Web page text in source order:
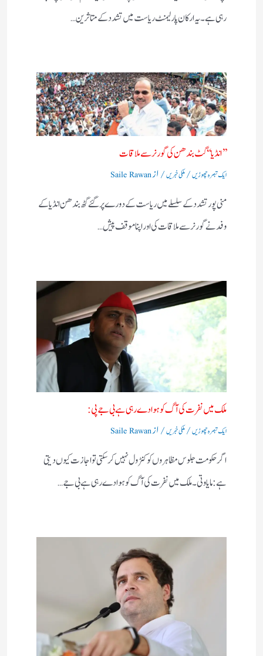
رہی ہے۔ یہ ارکان پارلیمنٹ ریاست میں تشدد کے متاثرین…
’’ انڈیا‘‘ گٹ بندھن کی گورنر سے ملاقات
ایک تبصرہ چھوڑیں/ملکی خبریں/ ازSaile Rawan
منی پور تشدد کے سلسلے میں ریاست کے دورے پر گئے گٹھ بندھن انڈیا کے
وفد نے گورنر سے ملاقات کی اور اپنا موقف پیش…
ملک میں نفرت کی آگ کو ہوا دے رہی ہے بی جے پی:
ایک تبصرہ چھوڑیں/ملکی خبریں/ ازSaile Rawan
اگر حکومت جلوس مظاہروں کو کنٹرول نہیں کرسکتی تو اجازت کیوں دیتی
ہے:مایاوتی۔ ملک میں نفرت کی آگ کو ہوا دے رہی ہے بی جے…